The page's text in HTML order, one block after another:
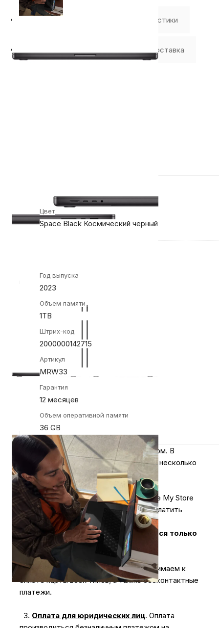
Характеристики
Доставка
Цвет
Space Black Космический черный
Год выпуска
2023
Объем памяти
1TB
Штрих-код
2000000142715
Артикул
MRW33
Гарантия
12 месяцев
Объем оперативной памяти
36 GB
Оплачивайте покупки удобным способом. В
интернет-магазине My Store доступно несколько
вариантов оплаты:
1. Наличными. При покупке в магазине My Store
или доставке курьером, вы можете оплатить
заказ наличными.
Оплата за технику Apple принимается только
наличными.
2.Карты & NFC
В магазинах мы принимаем к
оплате карты всех типов, а также бесконтактные
платежи.
3. Оплата для юридических лиц. Оплата